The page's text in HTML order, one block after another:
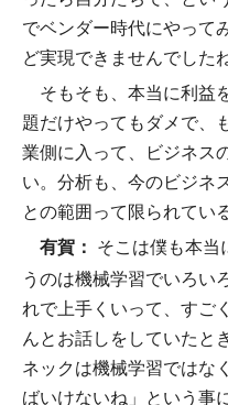
でベンダー時代にやって
ど実現できませんでしたね
そもそも、本当に利益
題だけやってもダメで、
業側に入って、ビジネス
い。分析も、今のビジネ
との範囲って限られてい
有賀：
そこは僕も本当
うのは機械学習でいろい
れで上手くいって、すご
んとお話しをしていたと
ネックは機械学習ではな
ばいけないね」という事